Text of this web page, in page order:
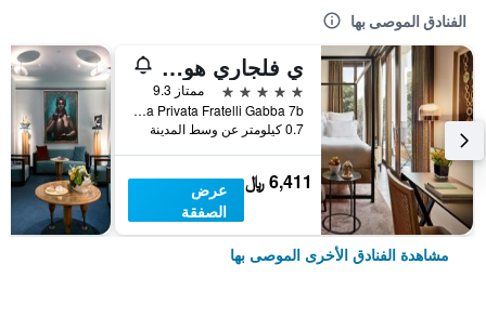
الفنادق الموصى بها
ي فلجاري هوتل ميلانو
5 نجوم
ممتاز 9.3
Via Privata Fratelli Gabba 7b, ميلان, مقاطعة ميلانو, إيطاليا
0.7 كيلومتر عن وسط المدينة
6,411 ﷼
عرض
الصفقة
مشاهدة الفنادق الأخرى الموصى بها